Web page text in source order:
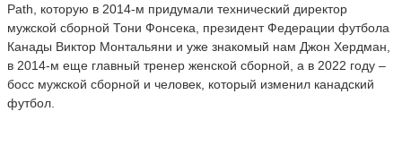
Path, которую в 2014-м придумали технический директор
мужской сборной Тони Фонсека, президент Федерации футбола
Канады Виктор Монтальяни и уже знакомый нам Джон Хердман,
в 2014-м еще главный тренер женской сборной, а в 2022 году –
босс мужской сборной и человек, который изменил канадский
футбол.